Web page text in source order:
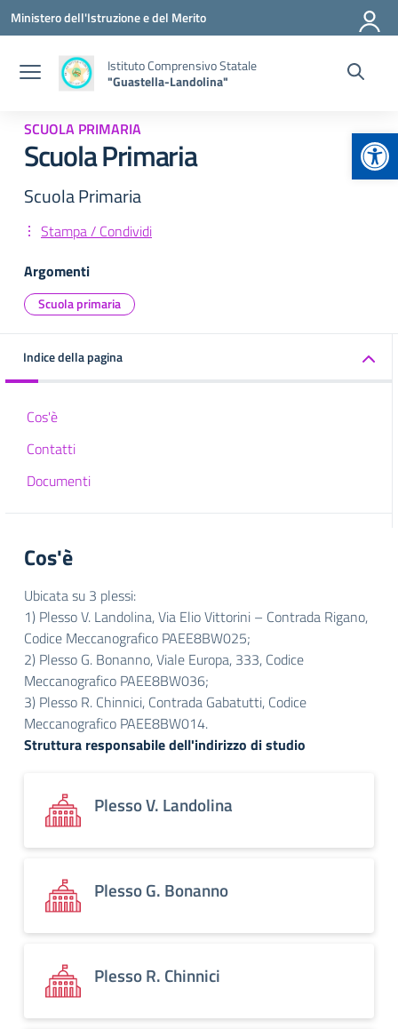
Vai ai contenuti
Vai al menu di navigazione
Vai al footer
Ministero dell'Istruzione e del Merito
Istituto Comprensivo Statale
"Guastella-Landolina"
SCUOLA PRIMARIA
Scuola Primaria
Scuola Primaria
Stampa / Condividi
Argomenti
Scuola primaria
Indice della pagina
Cos'è
Contatti
Documenti
Cos'è
Ubicata su 3 plessi:
1) Plesso V. Landolina, Via Elio Vittorini – Contrada Rigano,
Codice Meccanografico PAEE8BW025;
2) Plesso G. Bonanno, Viale Europa, 333, Codice
Meccanografico PAEE8BW036;
3) Plesso R. Chinnici, Contrada Gabatutti, Codice
Meccanografico PAEE8BW014.
Struttura responsabile dell'indirizzo di studio
Plesso V. Landolina
Plesso G. Bonanno
Plesso R. Chinnici